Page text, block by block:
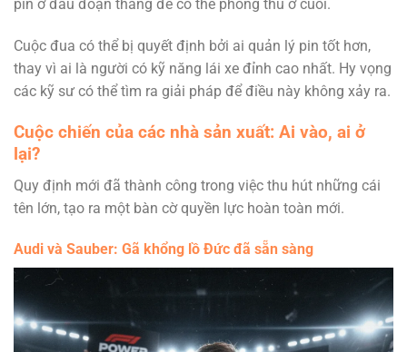
pin ở đầu đoạn thẳng để có thể phòng thủ ở cuối.
Cuộc đua có thể bị quyết định bởi ai quản lý pin tốt hơn,
thay vì ai là người có kỹ năng lái xe đỉnh cao nhất. Hy vọng
các kỹ sư có thể tìm ra giải pháp để điều này không xảy ra.
Cuộc chiến của các nhà sản xuất: Ai vào, ai ở
lại?
Quy định mới đã thành công trong việc thu hút những cái
tên lớn, tạo ra một bàn cờ quyền lực hoàn toàn mới.
Audi và Sauber: Gã khổng lồ Đức đã sẵn sàng